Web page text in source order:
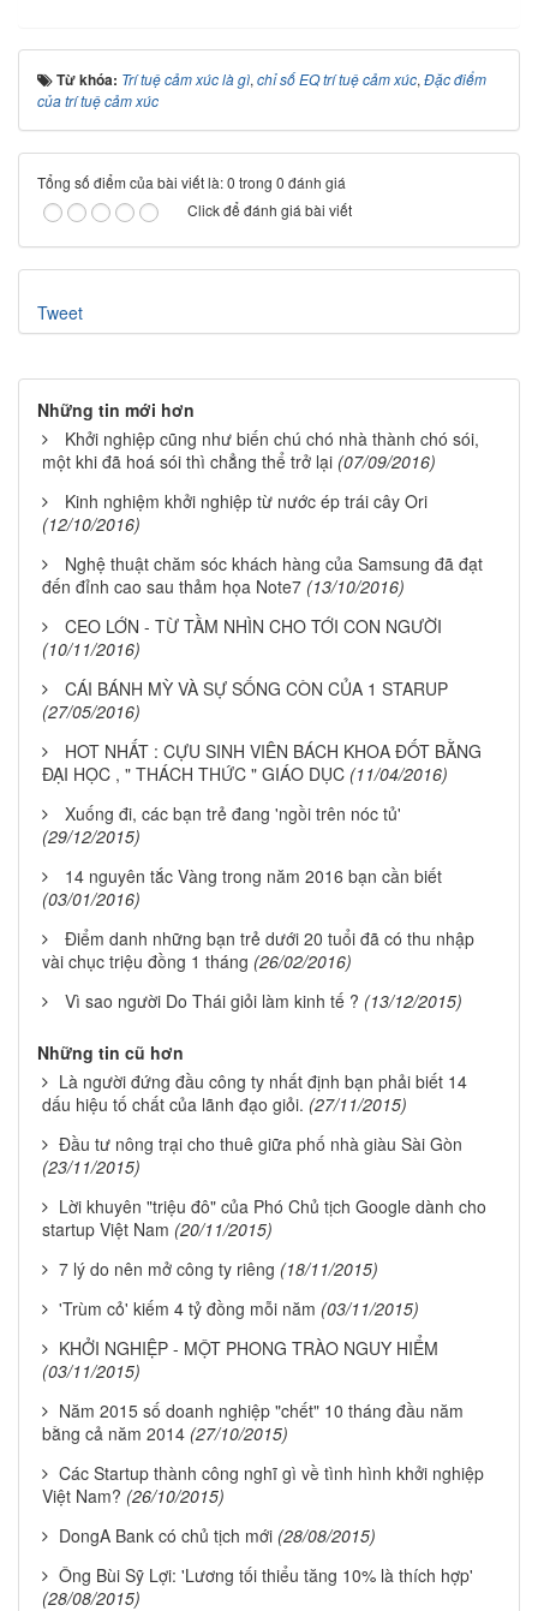
Từ khóa: Trí tuệ cảm xúc là gì, chỉ số EQ trí tuệ cảm xúc, Đặc điểm
của trí tuệ cảm xúc
Tổng số điểm của bài viết là: 0 trong 0 đánh giá
Click để đánh giá bài viết
Tweet
Những tin mới hơn
Khởi nghiệp cũng như biến chú chó nhà thành chó sói,
một khi đã hoá sói thì chẳng thể trở lại (07/09/2016)
Kinh nghiệm khởi nghiệp từ nước ép trái cây Ori
(12/10/2016)
Nghệ thuật chăm sóc khách hàng của Samsung đã đạt
đến đỉnh cao sau thảm họa Note7 (13/10/2016)
CEO LỚN - TỪ TẦM NHÌN CHO TỚI CON NGƯỜI
(10/11/2016)
CÁI BÁNH MỲ VÀ SỰ SỐNG CÒN CỦA 1 STARUP
(27/05/2016)
HOT NHẤT : CỰU SINH VIÊN BÁCH KHOA ĐỐT BẰNG
ĐẠI HỌC , " THÁCH THỨC " GIÁO DỤC (11/04/2016)
Xuống đi, các bạn trẻ đang 'ngồi trên nóc tủ'
(29/12/2015)
14 nguyên tắc Vàng trong năm 2016 bạn cần biết
(03/01/2016)
Điểm danh những bạn trẻ dưới 20 tuổi đã có thu nhập
vài chục triệu đồng 1 tháng (26/02/2016)
Vì sao người Do Thái giỏi làm kinh tế ? (13/12/2015)
Những tin cũ hơn
Là người đứng đầu công ty nhất định bạn phải biết 14
dấu hiệu tố chất của lãnh đạo giỏi. (27/11/2015)
Đầu tư nông trại cho thuê giữa phố nhà giàu Sài Gòn
(23/11/2015)
Lời khuyên "triệu đô" của Phó Chủ tịch Google dành cho
startup Việt Nam (20/11/2015)
7 lý do nên mở công ty riêng (18/11/2015)
'Trùm cỏ' kiếm 4 tỷ đồng mỗi năm (03/11/2015)
KHỞI NGHIỆP - MỘT PHONG TRÀO NGUY HIỂM
(03/11/2015)
Năm 2015 số doanh nghiệp "chết" 10 tháng đầu năm
bằng cả năm 2014 (27/10/2015)
Các Startup thành công nghĩ gì về tình hình khởi nghiệp
Việt Nam? (26/10/2015)
DongA Bank có chủ tịch mới (28/08/2015)
Ông Bùi Sỹ Lợi: 'Lương tối thiểu tăng 10% là thích hợp'
(28/08/2015)